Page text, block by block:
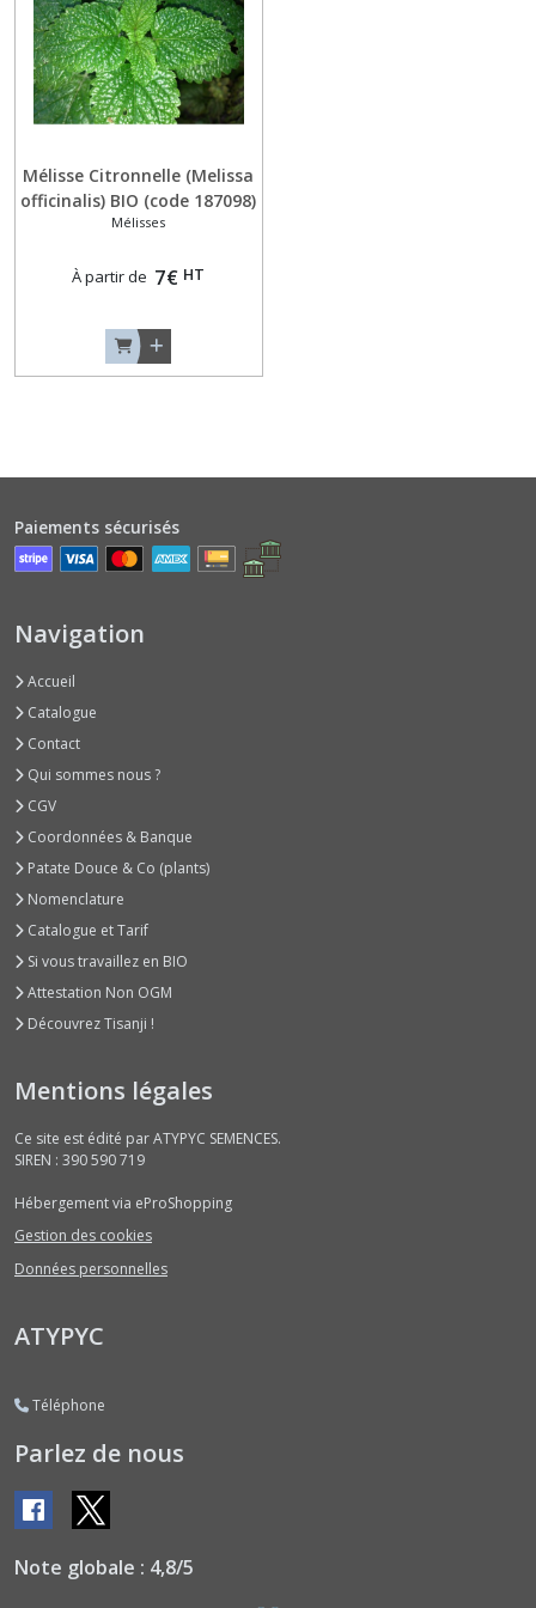
Mélisse Citronnelle (Melissa
officinalis) BIO (code 187098)
Mélisses
À partir de 7€ HT
Aneths
(3)
(2)
(1)
Baselles
Arômes
Basilics
Basilics
Verts
(6)
Jeunes
Pousses
Bleuet
Brèdes
(1)
Cardons
(1)
Camomilles
(2)
Céleris
Paiements sécurisés
Navigation
Accueil
Catalogue
Contact
Qui sommes nous ?
CGV
Coordonnées & Banque
Patate Douce & Co (plants)
Nomenclature
Catalogue et Tarif
Si vous travaillez en BIO
Attestation Non OGM
Découvrez Tisanji !
Mentions légales
Ce site est édité par ATYPYC SEMENCES.
SIREN : 390 590 719
Hébergement via eProShopping
Gestion des cookies
Données personnelles
ATYPYC
Téléphone
Parlez de nous
Note globale : 4,8/5